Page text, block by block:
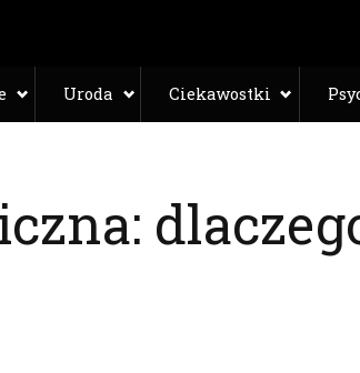
Uroda Ciekawostki